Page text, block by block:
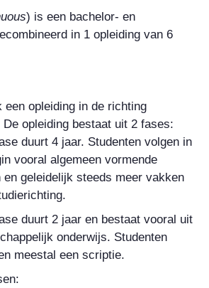
) is een bachelor- en
in 1 opleiding van 6
een opleiding in de richting
opleiding bestaat uit 2 fases:
duurt 4 jaar. Studenten volgen in
vooral algemeen vormende
en geleidelijk steeds meer vakken
duurt 2 jaar en bestaat vooral uit
onderwijs. Studenten
meestal een scriptie.